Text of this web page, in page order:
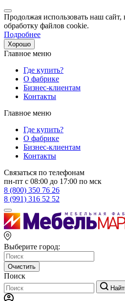
Продолжая использовать наш сайт,
обработку файлов cookie.
Подробнее
Хорошо
Главное меню
Где купить?
О фабрике
Бизнес-клиентам
Контакты
Главное меню
Где купить?
О фабрике
Бизнес-клиентам
Контакты
Связаться по телефонам
пн-пт с 08:00 до 17:00 по мск
8 (800) 350 76 26
8 (991) 316 52 52
Выберите город:
Очистить
Поиск